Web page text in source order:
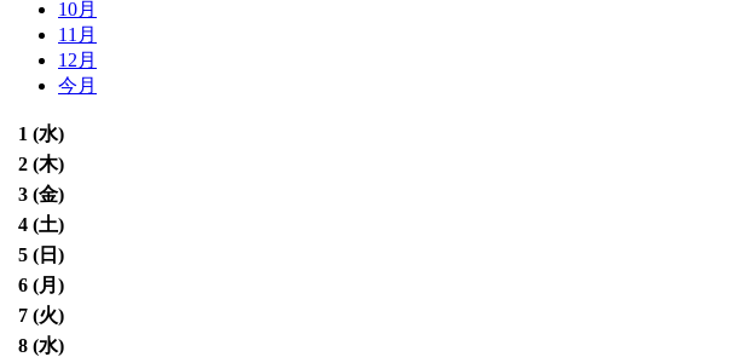
10月
11月
12月
今月
1 (水)
2 (木)
3 (金)
4 (土)
5 ( 日 )
6 (月 )
7 (火)
8 (水)